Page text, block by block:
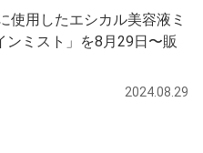
使用したエシカル美容液ミ
ンミスト」を8月29日〜販
2024.08.29